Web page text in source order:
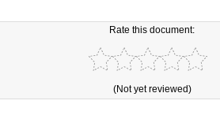
Rate this document:
(Not yet reviewed)